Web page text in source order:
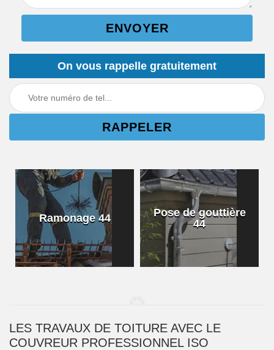
On vous rappelle gratuitement
Ramonage 44
Pose de gouttière
44
LES TRAVAUX DE TOITURE AVEC LE
COUVREUR PROFESSIONNEL ISO